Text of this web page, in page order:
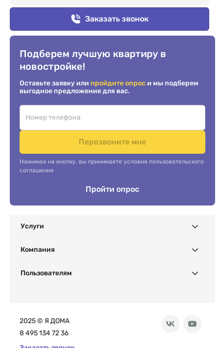
Заказать звонок
Подберем лучшую квартиру в
новостройке!
Оставьте заявку или пройдите опрос и мы подберем
выгодное предложение для вас.
Перезвоните мне
Нажимая на кнопку, вы принимаете условия пользовательского
соглашения
Пройти опрос
Услуги
Компания
Пользователям
2025 © Я ДОМА
8 495 134 72 36